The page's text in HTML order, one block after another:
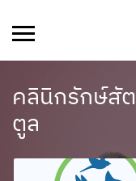
คลินิก​รักษ์​สั
ตูล​